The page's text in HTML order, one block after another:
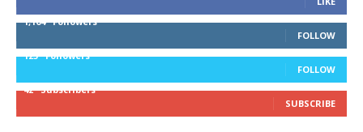
1,164
Followers
FOLLOW
125 Followers
FOLLOW
42 Subscribers
SUBSCRIBE